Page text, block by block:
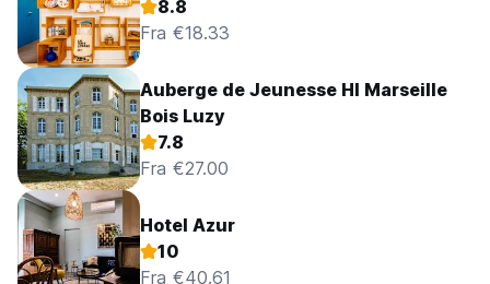
8.8
Fra €18.33
Auberge de Jeunesse HI Marseille
Bois Luzy
7.8
Fra €27.00
Hotel Azur
10
Fra €40.61